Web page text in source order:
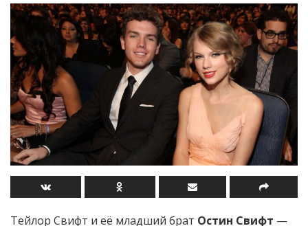
Тейлор Свифт и её младший брат Остин Свифт —